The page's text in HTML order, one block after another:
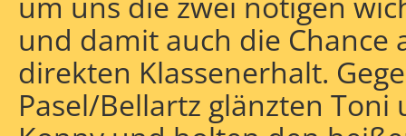
und damit auch die Chance
direkten Klassenerhalt.
Pasel/Bellartz glänzten Toni